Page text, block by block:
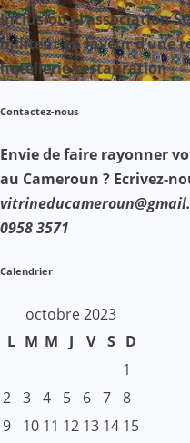
Inclusion : l’association
militent en faveur d’une
hôtellerie-restauration
Contactez-nous
Envie de faire rayonner
au Cameroun ? Ecrivez-
0958 3571
Calendrier
octobre 2023
L M M J V S D
1
2 3 4 5 6 7 8
9
10 11 12 13 14 15